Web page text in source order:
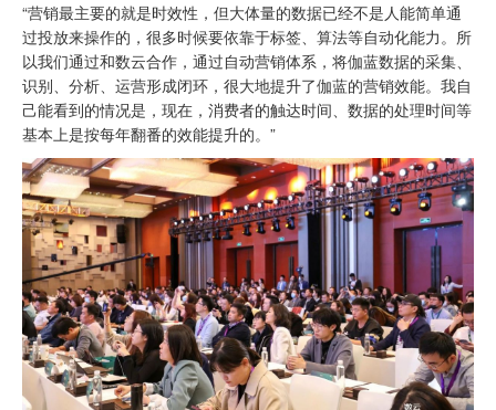
“营销最主要的就是时效性，但大体量的数据已经不是人能简单通
过投放来操作的，很多时候要依靠于标签、算法等自动化能力。所
以我们通过和数云合作，通过自动营销体系，将伽蓝数据的采集、
识别、分析、运营形成闭环，很大地提升了伽蓝的营销效能。我自
己能看到的情况是，现在，消费者的触达时间、数据的处理时间等
基本上是按每年翻番的效能提升的。”